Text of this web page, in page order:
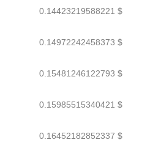
0.14423219588221 $
0.14972242458373 $
0.15481246122793 $
0.15985515340421 $
0.16452182852337 $